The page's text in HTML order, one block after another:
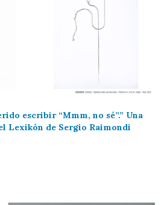
escribir “Mmm, no sé”.” Una
Lexikón de Sergio Raimondi